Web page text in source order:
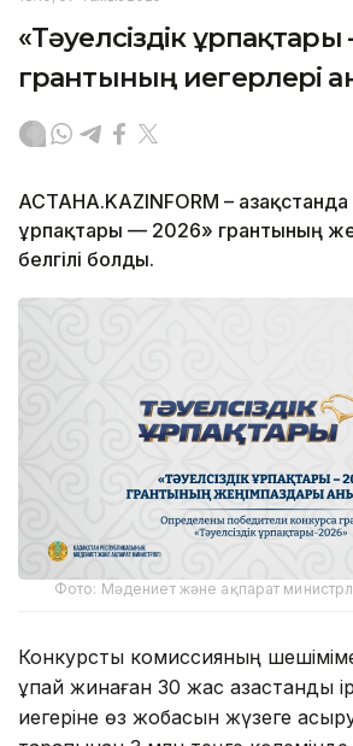
«Тәуелсіздік ұрпақтары
грантының иегерлері
АСТАНА.KAZINFORM – Қазақстанда
ұрпақтары — 2026» грантының
белгілі болды.
Фото: Мәдениет және ақпарат
Конкурстық комиссияның
ұпай жинаған 30 жас қазақстандық
иегеріне өз жобасын жүзеге